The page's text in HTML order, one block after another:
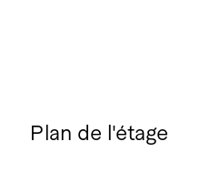
Plan de l'étage